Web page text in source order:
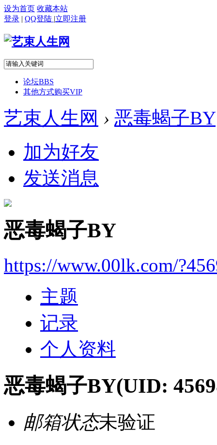
设为首页 收藏本站
登录 | QQ登陆 |立即注册
论坛BBS
其他方式购买VIP
艺束人生网 › 恶毒蝎子BY
加为好友
发送消息
恶毒蝎子BY
https://www.00lk.com/
主题
记录
个人资料
恶毒蝎子BY(UID:
邮箱状态未验证